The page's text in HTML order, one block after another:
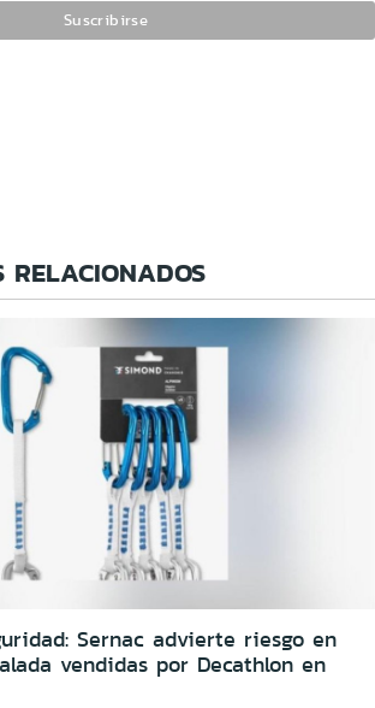
RELACIONADOS
Sernac advierte riesgo en
vendidas por Decathlon en